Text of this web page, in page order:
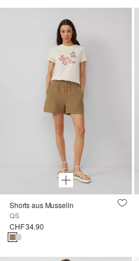
Shorts aus Musselin
QS
CHF 34.90